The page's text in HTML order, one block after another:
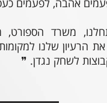
אהבה, לפעמים
משרד הספורט,
הרעיון שלנו
לשחק נגדן. ❞